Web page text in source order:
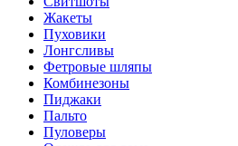
Жакеты
Пуховики
Лонгсливы
Фетровые шляпы
Комбинезоны
Пиджаки
Пальто
Пуловеры